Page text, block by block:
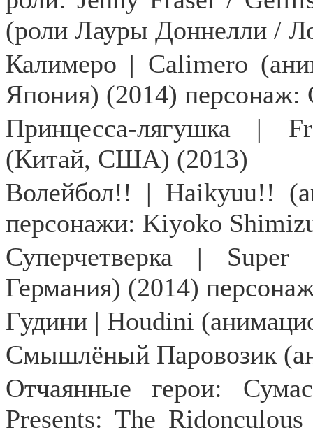
(роли Лауры Доннелли /
Калимеро | Calimero
Япония) (2014) персонаж:
Принцесса-лягушка |
(Китай, США) (2013)
Волейбол!! | Haikyuu!!
персонажи: Kiyoko
Суперчетверка |
Германия) (2014)
Гудини | Houdini
Смышлёный Паровозик
Отчаянные герои:
Presents: The Ridonculous